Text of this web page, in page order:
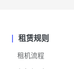
租赁规则
租机流程